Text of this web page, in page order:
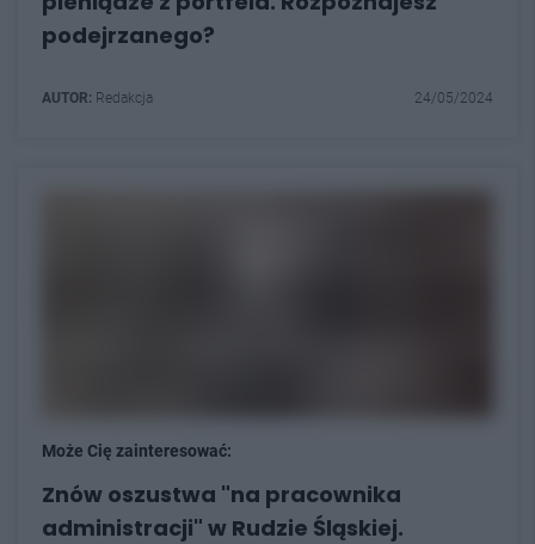
podejrzanego?
AUTOR: Redakcja 24/05/2024
Może Cię zainteresować:
Znów oszustwa "na pracownika
administracji" w Rudzie Śląskiej.